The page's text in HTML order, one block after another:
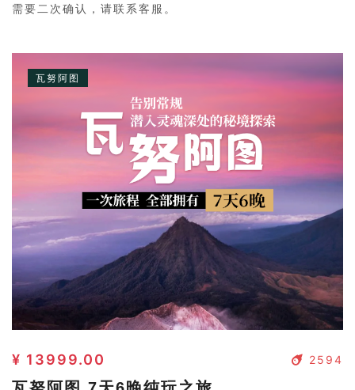
需要二次确认，请联系客服。
瓦努阿图
2594
¥ 13999.00